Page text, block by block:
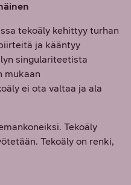
tekoäly kehittyy turhan
ja kääntyy
singulariteetista
mukaan
ei ota valtaa ja ala
Tekoäly
Tekoäly on renki,